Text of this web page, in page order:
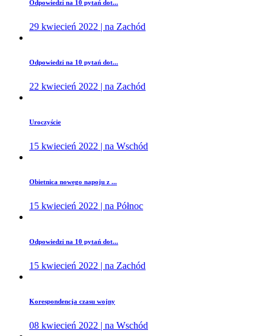
Odpowiedzi na 10 pytań dot...
29 kwiecień 2022 | na Zachód
Odpowiedzi na 10 pytań dot...
22 kwiecień 2022 | na Zachód
Uroczyście
15 kwiecień 2022 | na Wschód
Obietnica nowego napoju z ...
15 kwiecień 2022 | na Północ
Odpowiedzi na 10 pytań dot...
15 kwiecień 2022 | na Zachód
Korespondencja czasu wojny
08 kwiecień 2022 | na Wschód